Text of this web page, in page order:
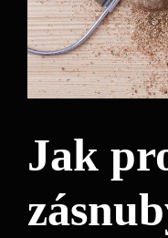
Jak